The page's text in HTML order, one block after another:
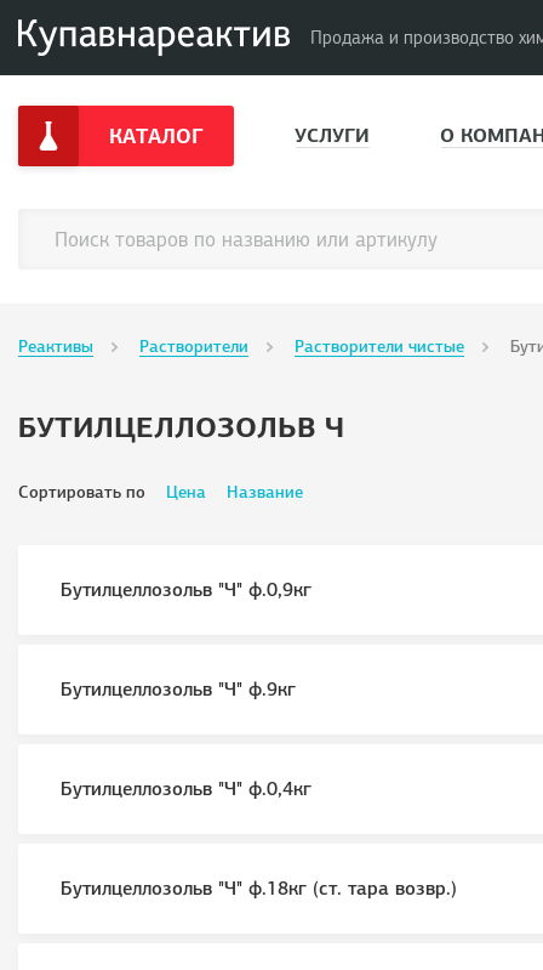
Продажа и производство
КАТАЛОГ УСЛУГИ О
Реактивы Растворители Растворители чистые
БУТИЛЦЕЛЛОЗОЛЬВ Ч
Сортировать по Цена Название
Бутилцеллозольв "Ч" ф.0,9кг
Бутилцеллозольв "Ч" ф.9кг
Бутилцеллозольв "Ч" ф.0,4кг
Бутилцеллозольв "Ч" ф.18кг (ст. тара возвр.)